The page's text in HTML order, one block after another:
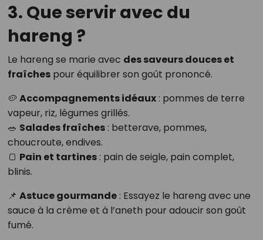
3. Que servir avec du
hareng ?
Le hareng se marie avec des saveurs douces et
fraîchespour équilibrer son goût prononcé.
🥔 Accompagnements idéaux: pommes de terre
vapeur, riz, légumes grillés.
🥗 Salades fraîches: betterave, pommes,
choucroute, endives.
🍞 Pain et tartines: pain de seigle, pain complet,
blinis.
📌 Astuce gourmande: Essayez le hareng avec une
sauce à la crème et à l’aneth pour adoucir son goût
fumé.